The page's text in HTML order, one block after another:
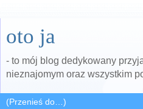
oto ja
- to mój blog dedykowany
nieznajomym oraz wszystkim